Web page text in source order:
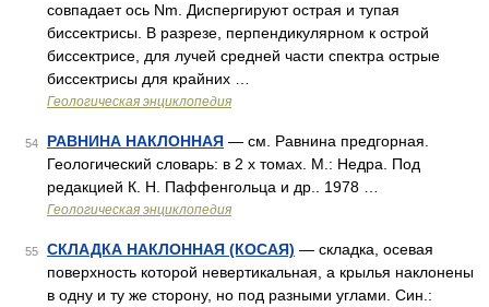
совпадает ось Nm. Диспергируют острая и тупая
биссектрисы. В разрезе, перпендикулярном к острой
биссектрисе, для лучей средней части спектра острые
биссектрисы для крайних …
Геологическая энциклопедия
54 РАВНИНА НАКЛОННАЯ — см. Равнина предгорная.
Геологический словарь: в 2 х томах. М.: Недра. Под
редакцией К. Н. Паффенгольца и др.. 1978 …
Геологическая энциклопедия
55 СКЛАДКА НАКЛОННАЯ (КОСАЯ) — складка, осевая
поверхность которой невертикальная, а крылья наклонены
в одну и ту же сторону, но под разными углами. Син.: